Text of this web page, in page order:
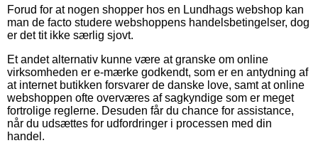
Forud for at nogen shopper hos en Lundhags webshop kan
man de facto studere webshoppens handelsbetingelser, dog
er det tit ikke særlig sjovt.
Et andet alternativ kunne være at granske om online
virksomheden er e-mærke godkendt, som er en antydning af
at internet butikken forsvarer de danske love, samt at online
webshoppen ofte overværes af sagkyndige som er meget
fortrolige reglerne. Desuden får du chance for assistance,
når du udsættes for udfordringer i processen med din
handel.